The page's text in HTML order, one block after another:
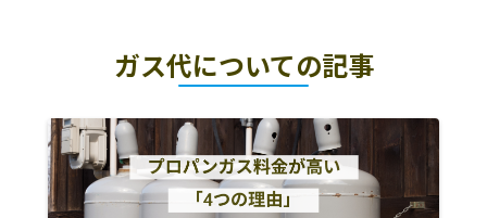
北町3065-3
231−1
有限会社河野プ
ロパン瓦斯
866-0015 八代市
築添町1597-1
0965-35-3611
下益城郡美里町
玉名市
荒尾市
玉名郡南関町
玉名郡長洲町
菊池市
合志市
菊池郡大津町 菊池郡菊陽町
ガス代についての記事